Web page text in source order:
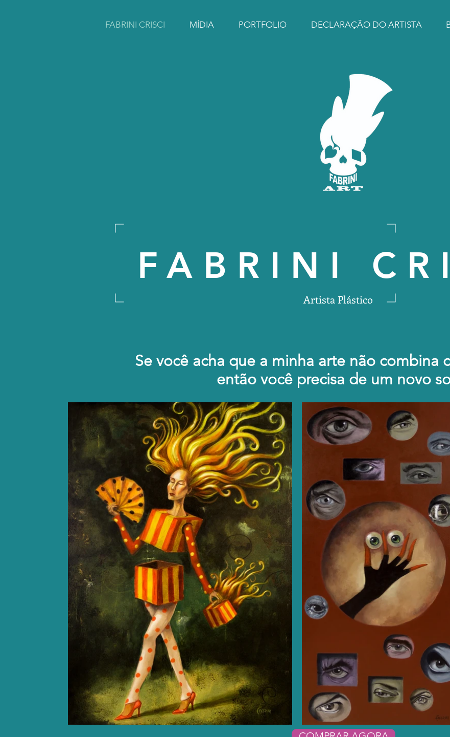
FABRINI CRISCI MÍDIA PORTFOLIO DECLARAÇÃO DO ARTISTA
FABRINI
Artista Plástico
Se você acha que a minha arte não combina
então você precisa de um novo